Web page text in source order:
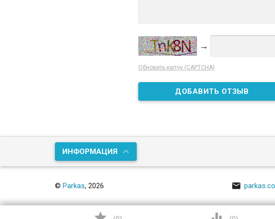
→
Обновить капчу (CAPTCHA)
ИНФОРМАЦИЯ
©Parkas, 2026 